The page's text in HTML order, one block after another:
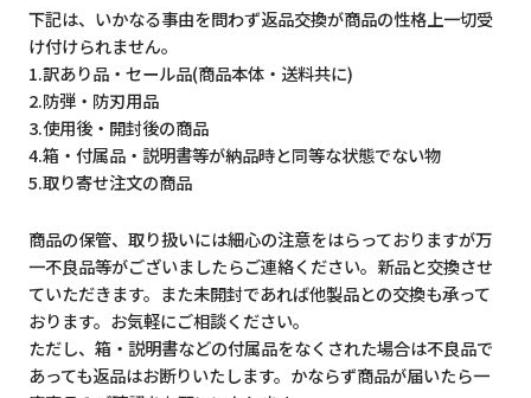
下記は、いかなる事由を問わず返品交換が商品の性格上一切受
け付けられません。
1.訳あり品・セール品(商品本体・送料共に)
2.防弾・防刃用品
3.使用後・開封後の商品
4.箱・付属品・説明書等が納品時と同等な状態でない物
5.取り寄せ注文の商品
商品の保管、取り扱いには細心の注意をはらっておりますが万
一不良品等がございましたらご連絡ください。新品と交換させ
ていただきます。また未開封であれば他製品との交換も承って
おります。お気軽にご相談ください。
ただし、箱・説明書などの付属品をなくされた場合は不良品で
あっても返品はお断りいたします。かならず商品が届いたら一